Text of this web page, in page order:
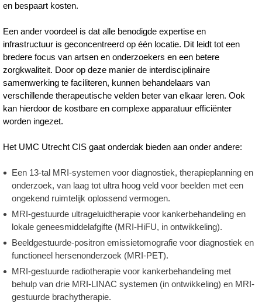
en bespaart kosten.
Een ander voordeel is dat alle benodigde expertise en
infrastructuur is geconcentreerd op één locatie. Dit leidt tot een
bredere focus van artsen en onderzoekers en een betere
zorgkwaliteit. Door op deze manier de interdisciplinaire
samenwerking te faciliteren, kunnen behandelaars van
verschillende therapeutische velden beter van elkaar leren. Ook
kan hierdoor de kostbare en complexe apparatuur efficiënter
worden ingezet.
Het UMC Utrecht CIS gaat onderdak bieden aan onder andere:
Een 13-tal MRI-systemen voor diagnostiek, therapieplanning en
onderzoek, van laag tot ultra hoog veld voor beelden met een
ongekend ruimtelijk oplossend vermogen.
MRI-gestuurde ultrageluidtherapie voor kankerbehandeling en
lokale geneesmiddelafgifte (MRI-HiFU, in ontwikkeling).
Beeldgestuurde-positron emissietomografie voor diagnostiek en
functioneel hersenonderzoek (MRI-PET).
MRI-gestuurde radiotherapie voor kankerbehandeling met
behulp van drie MRI-LINAC systemen (in ontwikkeling) en MRI-
gestuurde brachytherapie.